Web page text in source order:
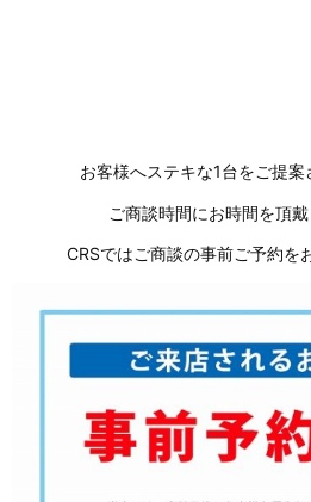
お客様へステキな1台をご提
ご商談時間にお時間を頂戴
CRSではご商談の事前ご予約を